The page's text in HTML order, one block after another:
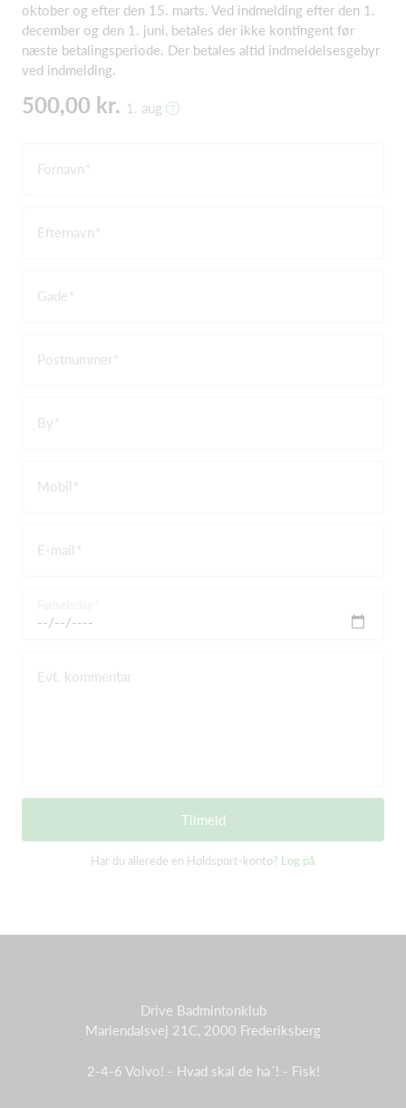
oktober og efter den 15. marts. Ved indmelding efter den 1.
december og den 1. juni, betales der ikke kontingent før
næste betalingsperiode. Der betales altid indmeldelsesgebyr
ved indmelding.
500,00 kr. 1. aug
Fornavn
Efternavn
Gade
Postnummer
By
Mobil
E-mail
Evt. kommentar
Tilmeld
Har du allerede en Holdsport-konto? Log på
Drive Badmintonklub
Mariendalsvej 21C, 2000 Frederiksberg
2-4-6 Volvo! - Hvad skal de ha´! - Fisk!